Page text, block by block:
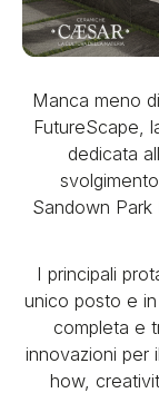
Manca meno
FutureScape,
dedicata
Sandown
I principali
unico posto e in
completa e
innovazioni per
how,